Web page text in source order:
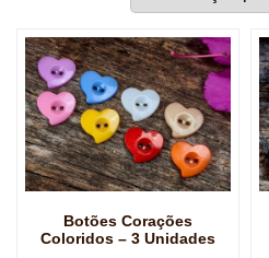
Botões Corações
Coloridos – 3 Unidades